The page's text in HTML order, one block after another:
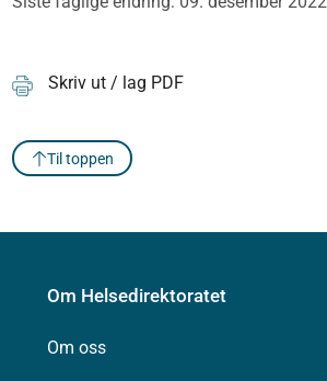
Skriv ut / lag PDF
Til toppen
Om Helsedirektoratet
Om oss